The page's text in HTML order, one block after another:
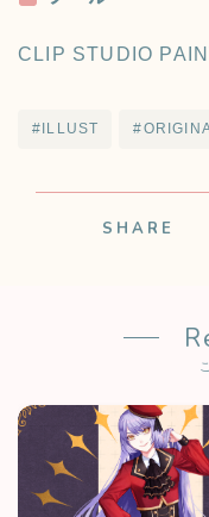
CLIP STUDIO
#ILLUST
SHARE